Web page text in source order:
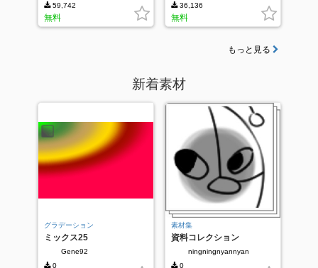
59,742
無料
36,136
無料
もっと見る
新着素材
グラデーション
ミックス25
Gene92
0
素材集
資料コレクション
ningningnyannyan
0